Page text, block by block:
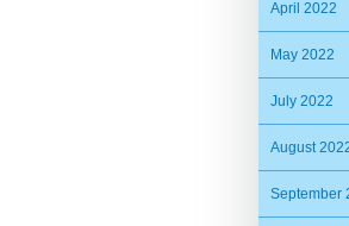
April 2022
May 2022
July 2022
August
September